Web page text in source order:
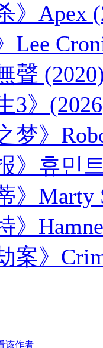
》Apex
Lee
聲
3》
梦》
》휴민
》
》
案》
该作者